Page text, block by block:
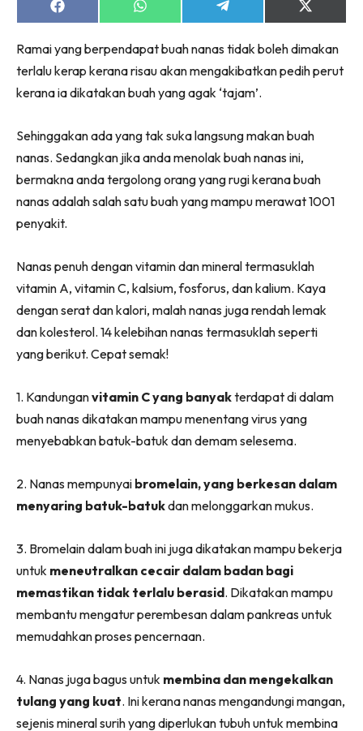
Ruang Makan
Menarik Lagi
Casa Impiana
Impiana Makeover
Landed
Video
Beli Di Mana
Buat Sendiri
Ilham Impiana
Ilham Impiana Inspirasi Selebriti
Impiana TV
Casa Impiana
Lahar Dekor
Tip Impiana
Tip Laman
Share
on
Share
on
Share
on
Share
on
(Twitter)
Ramai yang berpendapat buah nanas tidak boleh dimakan
terlalu kerap kerana risau akan mengakibatkan pedih perut
kerana ia dikatakan buah yang agak ‘tajam’.
Sehinggakan ada yang tak suka langsung makan buah
nanas. Sedangkan jika anda menolak buah nanas ini,
bermakna anda tergolong orang yang rugi kerana buah
nanas adalah salah satu buah yang mampu merawat 1001
penyakit.
Nanas penuh dengan vitamin dan mineral termasuklah
vitamin A, vitamin C, kalsium, fosforus, dan kalium. Kaya
dengan serat dan kalori, malah nanas juga rendah lemak
dan kolesterol. 14 kelebihan nanas termasuklah seperti
yang berikut. Cepat semak!
1. Kandunganvitamin C yang banyakterdapat di dalam
buah nanas dikatakan mampu menentang virus yang
menyebabkan batuk-batuk dan demam selesema.
2. Nanas mempunyai bromelain, yang berkesan dalam
menyaring batuk-batukdan melonggarkan mukus.
3. Bromelain dalam buah ini juga dikatakan mampu bekerja
untuk meneutralkan cecair dalam badan bagi
memastikan tidak terlalu berasid. Dikatakan mampu
membantu mengatur perembesan dalam pankreas untuk
memudahkan proses pencernaan.
4. Nanas juga bagus untuk membina dan mengekalkan
tulang yang kuat. Ini kerana nanas mengandungi mangan,
sejenis mineral surih yang diperlukan tubuh untuk membina